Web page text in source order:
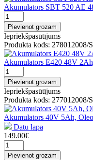
Akumulators SBT 520 AE
Pievienot grozam
Iepriekšpasūtījums
Produkta kods: 278012008/
Akumulators E420 48V
Pievienot grozam
Iepriekšpasūtījums
Produkta kods: 277012008/
Akumulators 40V 5Ah,
Datu lapa
149.00€
Pievienot grozam